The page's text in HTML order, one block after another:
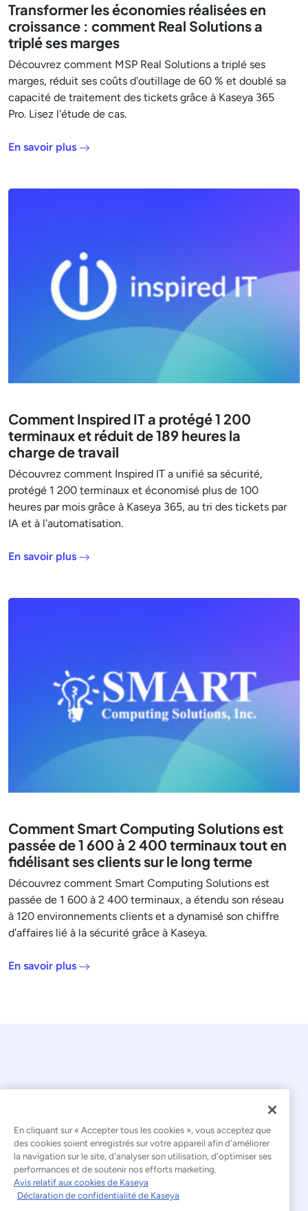
Transformer les économies réalisées en
croissance : comment Real Solutions a
triplé ses marges
Découvrez comment MSP Real Solutions a triplé ses
marges, réduit ses coûts d'outillage de 60 % et doublé sa
capacité de traitement des tickets grâce à Kaseya 365
Pro. Lisez l'étude de cas.
En savoir plus
Comment Inspired IT a protégé 1 200
terminaux et réduit de 189 heures la
charge de travail
Découvrez comment Inspired IT a unifié sa sécurité,
protégé 1 200 terminaux et économisé plus de 100
heures par mois grâce à Kaseya 365, au tri des tickets par
IA et à l'automatisation.
En savoir plus
Comment Smart Computing Solutions est
passée de 1 600 à 2 400 terminaux tout en
fidélisant ses clients sur le long terme
Découvrez comment Smart Computing Solutions est
passée de 1 600 à 2 400 terminaux, a étendu son réseau
à 120 environnements clients et a dynamisé son chiffre
d'affaires lié à la sécurité grâce à Kaseya.
En savoir plus
© 2026 Kaseya. Tous droits réservés.
Français
Déclaration relative à l'esclavage moderne
En cliquant sur « Accepter tous les cookies », vous acceptez que
des cookies soient enregistrés sur votre appareil afin d'améliorer
la navigation sur le site, d'analyser son utilisation, d'optimiser ses
performances et de soutenir nos efforts marketing.
Avis relatif aux cookies de Kaseya
Déclaration de confidentialité de Kaseya